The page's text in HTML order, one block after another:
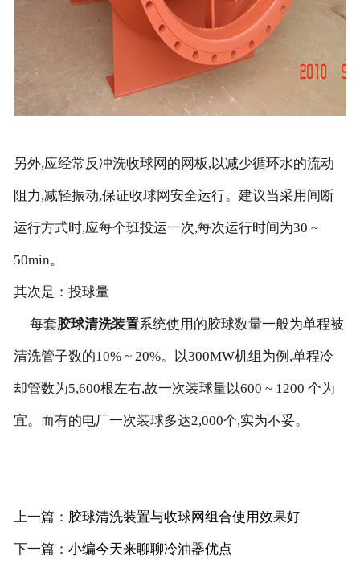
另外,应经常反冲洗收球网的网板,以减少循环水的流动
阻力,减轻振动,保证收球网安全运行。建议当采用间断
运行方式时,应每个班投运一次,每次运行时间为30 ~
50min。
其次是：投球量
每套胶球清洗装置系统使用的胶球数量一般为单程被
清洗管子数的10% ~ 20%。以300MW机组为例,单程冷
却管数为5,600根左右,故一次装球量以600 ~ 1200 个为
宜。而有的电厂一次装球多达2,000个,实为不妥。
上一篇： 胶球清洗装置与收球网组合使用效果好
下一篇： 小编今天来聊聊冷油器优点